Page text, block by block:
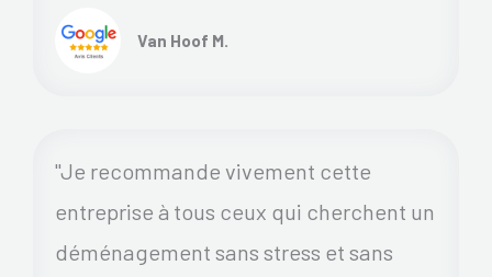
Van Hoof M.
"Je recommande vivement cette
entreprise à tous ceux qui cherchent un
déménagement sans stress et sans